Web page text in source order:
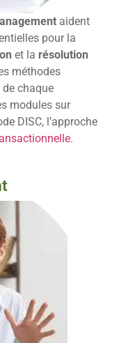
aident
pour la
et la résolution
méthodes
chaque
modules sur
DISC, l’approche
.